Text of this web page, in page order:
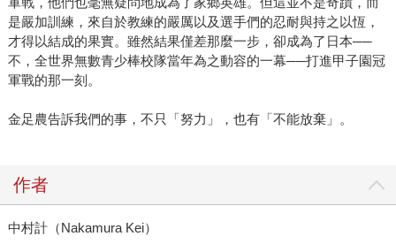
是嚴加訓練，來自於教練的嚴厲以及選手們的忍耐與持之以恆，
才得以結成的果實。雖然結果僅差那麼一步，卻成為了日本──
不，全世界無數青少棒校隊當年為之動容的一幕──打進甲子園冠
軍戰的那一刻。
金足農告訴我們的事，不只「努力」，也有「不能放棄」。
作者
中村計（Nakamura Kei）